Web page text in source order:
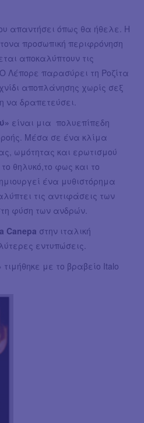
απαντήσει όπως θα ήθελε. Η
προσωπική περιφρόνηση
αποκαλύπτουν τις
Λέπορε παρασύρει τη Ροζίτα
αποπλάνησης χωρίς σεξ
να δραπετεύσει.
είναι μια πολυεπίπεδη
Μέσα σε ένα κλίμα
ωμότητας και ερωτισμού
θηλυκό,το φως και το
ένα μυθιστόρημα
τις αντιφάσεις των
φύση των ανδρών.
Canepa στην ιταλική
εντυπώσεις.
με το βραβείο Italo